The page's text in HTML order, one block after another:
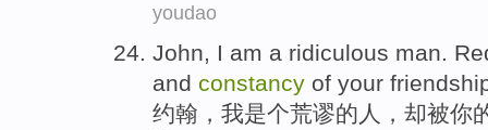
youdao
John, I am a ridiculous man.
and constancy of your
约翰 ， 我是个荒谬的 人 ， 却被你